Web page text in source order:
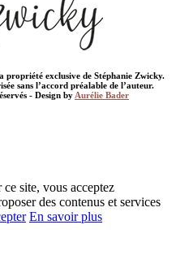
propriété exclusive de Stéphanie Zwicky.
sans l’accord préalable de l’auteur.
- Design by Aurélie Bader
site, vous acceptez
des contenus et services
En savoir plus